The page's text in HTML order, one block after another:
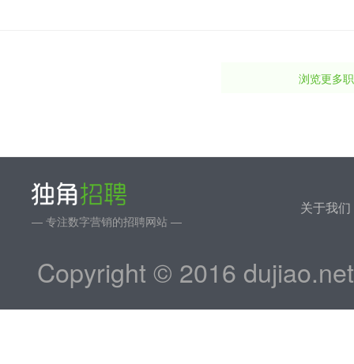
浏览更多
— 专注数字营销的招聘网站 —
关于我们
Copyright © 2016